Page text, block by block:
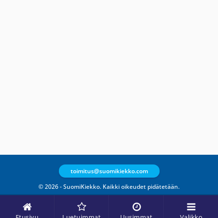
© 2026 - SuomiKiekko. Kaikki oikeudet pidätetään.
toimitus@suomikiekko.com